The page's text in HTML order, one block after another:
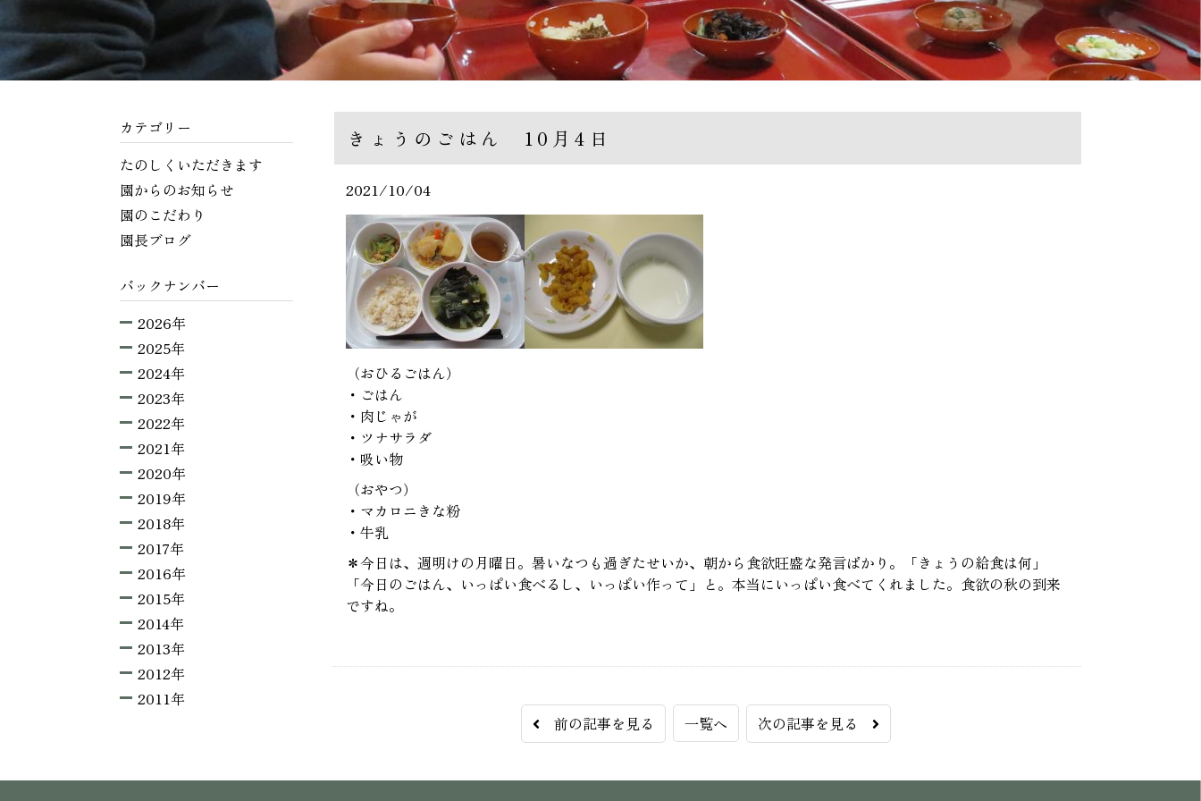
きょうのごはん 10月4日
2021/10/04
（おひるごはん）
・ごはん
・肉じゃが
・ツナサラダ
・吸い物
（おやつ）
・マカロニきな粉
・牛乳
＊今日は、週明けの月曜日。暑いなつも過ぎたせいか、朝から食欲旺盛な発言ばかり。「きょうの給食は何」
「今日のごはん、いっぱい食べるし、いっぱい作って」と。本当にいっぱい食べてくれました。食欲の秋の到来
ですね。
前の記事を見る 一覧へ 次の記事を見る
カテゴリー
たのしくいただきます
園からのお知らせ
園のこだわり
園長ブログ
バックナンバー
2026年
2025年
2024年
2023年
2022年
2021年
2020年
2019年
2018年
2017年
2016年
2015年
2014年
2013年
2012年
2011年